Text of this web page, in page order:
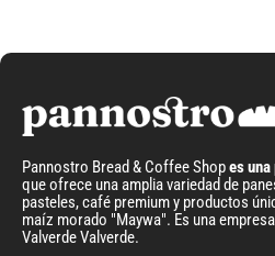
Pannostro Bread & Coffee Shopes
que ofrece una amplia variedad de
pasteles, café premium y productos
maíz morado "Maywa". Es una
Valverde Valverde.